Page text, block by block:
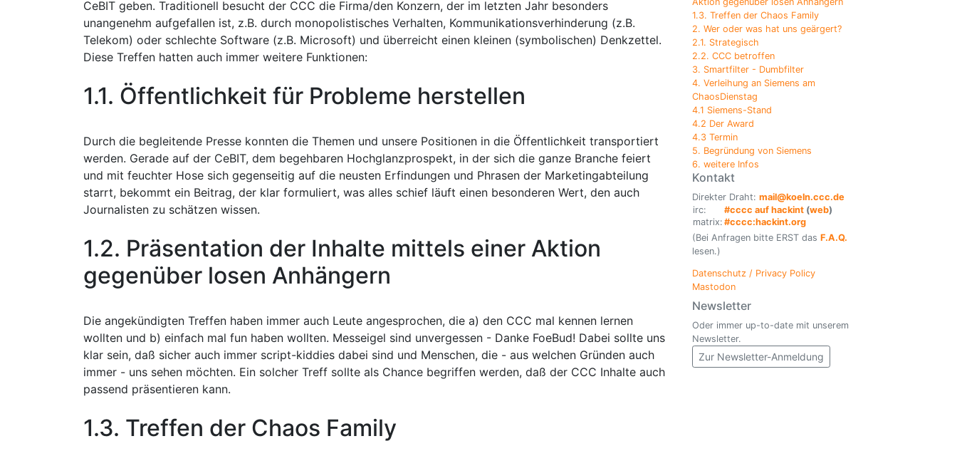
CeBIT geben. Traditionell besucht der CCC die Firma/den Konzern, der im letzten Jahr besonders
unangenehm aufgefallen ist, z.B. durch monopolistisches Verhalten, Kommunikationsverhinderung (z.B.
Telekom) oder schlechte Software (z.B. Microsoft) und überreicht einen kleinen (symbolischen) Denkzettel.
Diese Treffen hatten auch immer weitere Funktionen:
1.1. Öffentlichkeit für Probleme herstellen
Durch die begleitende Presse konnten die Themen und unsere Positionen in die Öffentlichkeit transportiert
werden. Gerade auf der CeBIT, dem begehbaren Hochglanzprospekt, in der sich die ganze Branche feiert
und mit feuchter Hose sich gegenseitig auf die neusten Erfindungen und Phrasen der Marketingabteilung
starrt, bekommt ein Beitrag, der klar formuliert, was alles schief läuft einen besonderen Wert, den auch
Journalisten zu schätzen wissen.
1.2. Präsentation der Inhalte mittels einer Aktion
gegenüber losen Anhängern
Die angekündigten Treffen haben immer auch Leute angesprochen, die a) den CCC mal kennen lernen
wollten und b) einfach mal fun haben wollten. Messeigel sind unvergessen - Danke FoeBud! Dabei sollte uns
klar sein, daß sicher auch immer script-kiddies dabei sind und Menschen, die - aus welchen Gründen auch
immer - uns sehen möchten. Ein solcher Treff sollte als Chance begriffen werden, daß der CCC Inhalte auch
passend präsentieren kann.
1.3. Treffen der Chaos Family
1.3. Treffen der Chaos Family
2. Wer oder was hat uns geärgert?
2.1. Strategisch
2.2. CCC betroffen
3. Smartfilter - Dumbfilter
4. Verleihung an Siemens am
ChaosDienstag
4.1 Siemens-Stand
4.2 Der Award
4.3 Termin
5. Begründung von Siemens
6. weitere Infos
Kontakt
Direkter Draht: mail@koeln.ccc.de
irc:
#cccc auf hackint (web)
matrix: #cccc:hackint.org
(Bei Anfragen bitte ERST das F.A.Q.
lesen.)
Datenschutz / Privacy Policy
Mastodon
Newsletter
Oder immer up-to-date mit unserem
Newsletter.
Zur Newsletter-Anmeldung